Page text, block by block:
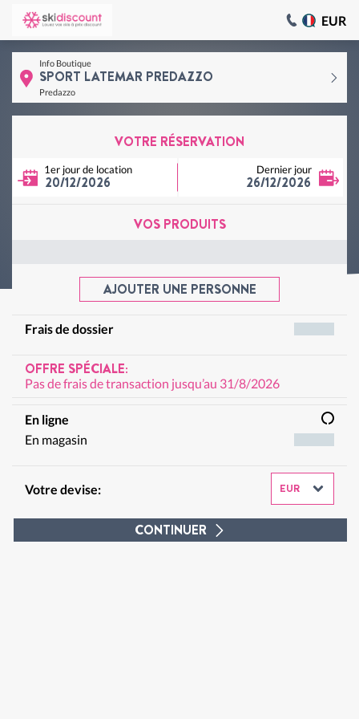
EUR
Info Boutique
SPORT LATEMAR PREDAZZO
Predazzo
VOTRE RÉSERVATION
20/12/2026
1er jour de location
26/12/2026
Dernier jour
VOS PRODUITS
AJOUTER UNE PERSONNE
Frais de dossier
OFFRE SPÉCIALE:
Pas de frais de transaction jusqu’au 31/8/2026
En ligne
En magasin
Votre devise:
CONTINUER